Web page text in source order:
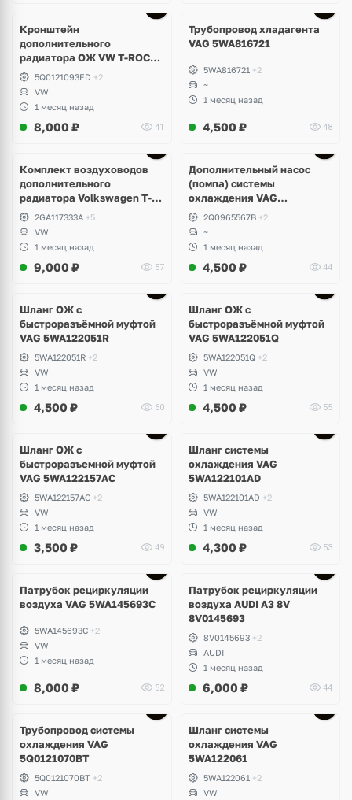
Кронштейн
дополнительного
радиатора ОЖ VW T-ROC
5Q0121093FD
5Q0121093FD +2
VW
1 месяц назад
8,000 ₽ 41
Трубопровод хладагента
VAG 5WA816721
5WA816721 +2
~
1 месяц назад
4,500 ₽ 48
Комплект воздуховодов
дополнительного
радиатора Volkswagen T-
Roc R2GA117333A +5
VW
1 месяц назад
9,000 ₽ 57
Дополнительный насос
(помпа) системы
охлаждения VAG
2Q0965567B
2Q0965567B +2
~
1 месяц назад
4,500 ₽ 44
Шланг ОЖ с
быстроразъёмной муфтой
VAG 5WA122051R
5WA122051R +2
VW
1 месяц назад
4,500 ₽ 60
Шланг ОЖ с
быстроразъёмной муфтой
VAG 5WA122051Q
5WA122051Q +2
VW
1 месяц назад
4,500 ₽ 55
Шланг ОЖ с
быстроразъемной муфтой
VAG 5WA122157AC
5WA122157AC +2
VW
1 месяц назад
3,500 ₽ 49
Шланг системы
охлаждения VAG
5WA122101AD
5WA122101AD +2
VW
1 месяц назад
4,300 ₽ 53
Патрубок рециркуляции
воздуха VAG 5WA145693C
5WA145693C +2
VW
1 месяц назад
8,000 ₽ 52
Патрубок рециркуляции
воздуха AUDI A3 8V
8V0145693
8V0145693 +2
AUDI
1 месяц назад
6,000 ₽ 44
Трубопровод системы
охлаждения VAG
5Q0121070BT
5Q0121070BT +2
VW
Шланг системы
охлаждения VAG
5WA122061
5WA122061 +2
VW